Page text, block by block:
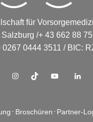
für
/+ 43 662 88
0444 3511 / BIC:
Broschüren Partner-